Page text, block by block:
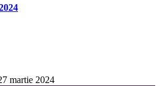
martie 2024